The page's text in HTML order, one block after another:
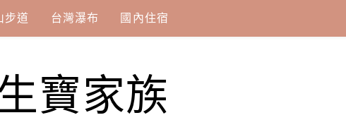
步道 台灣瀑布 國內住宿
寶家族